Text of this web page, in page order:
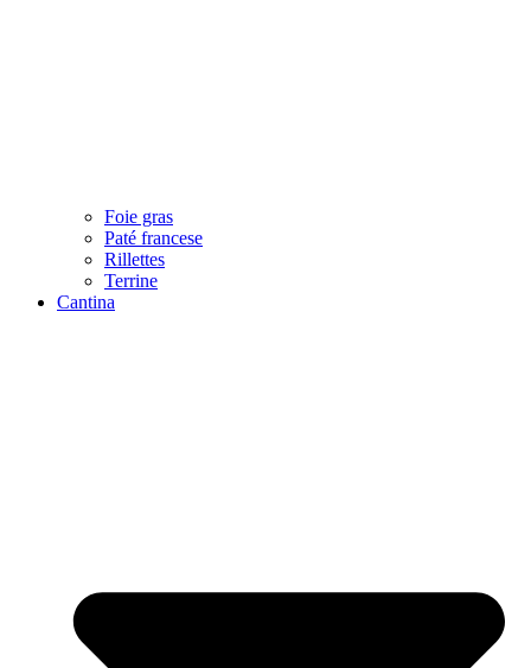
Foie gras
Paté francese
Rillettes
Terrine
Cantina